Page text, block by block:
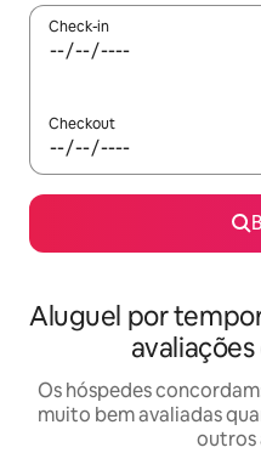
Check-in
Checkout
Aluguel por
Os hóspedes
muito bem avaliadas
outros